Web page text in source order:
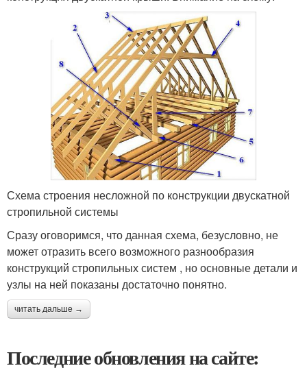
Схема строения несложной по конструкции двускатной
стропильной системы
Сразу оговоримся, что данная схема, безусловно, не
может отразить всего возможного разнообразия
конструкций стропильных систем , но основные детали и
узлы на ней показаны достаточно понятно.
читать дальше →
Последние обновления на сайте: